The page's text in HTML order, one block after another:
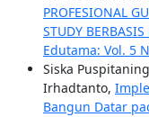
PROFESIONAL
STUDY
Edutama: Vol. 5
Siska
Irhadtanto,
Bangun Datar